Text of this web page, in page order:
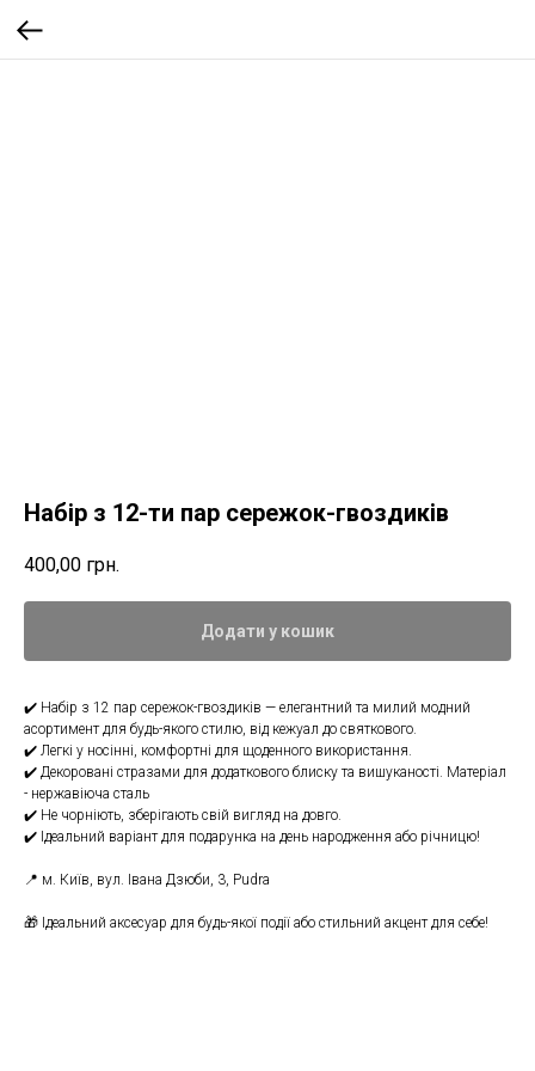
Набір з 12-ти пар сережок-гвоздиків
400,00 грн.
Додати у кошик
✔️ Набір з 12 пар сережок-гвоздиків — елегантний та милий модний
асортимент для будь-якого стилю, від кежуал до святкового.
✔️ Легкі у носінні, комфортні для щоденного використання.
✔️ Декоровані стразами для додаткового блиску та вишуканості. Матеріал
- нержавіюча сталь
✔️ Не чорніють, зберігають свій вигляд на довго.
✔️ Ідеальний варіант для подарунка на день народження або річницю!
📍 м. Київ, вул. Івана Дзюби, 3, Pudra
🎁 Ідеальний аксесуар для будь-якої події або стильний акцент для себе!